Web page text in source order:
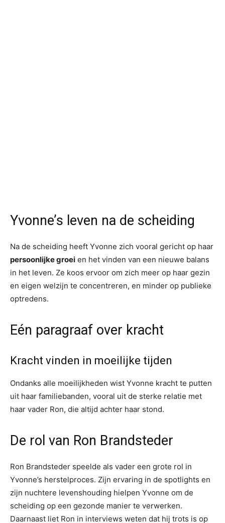
Yvonne’s leven na de scheiding
Na de scheiding heeft Yvonne zich vooral gericht op haar
persoonlijke groei en het vinden van een nieuwe balans
in het leven. Ze koos ervoor om zich meer op haar gezin
en eigen welzijn te concentreren, en minder op publieke
optredens.
Eén paragraaf over kracht
Kracht vinden in moeilijke tijden
Ondanks alle moeilijkheden wist Yvonne kracht te putten
uit haar familiebanden, vooral uit de sterke relatie met
haar vader Ron, die altijd achter haar stond.
De rol van Ron Brandsteder
Ron Brandsteder speelde als vader een grote rol in
Yvonne’s herstelproces. Zijn ervaring in de spotlights en
zijn nuchtere levenshouding hielpen Yvonne om de
scheiding op een gezonde manier te verwerken.
Daarnaast liet Ron in interviews weten dat hij trots is op